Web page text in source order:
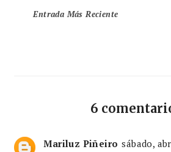
Entrada Más Reciente
6
Mariluz Piñeiro sábado,